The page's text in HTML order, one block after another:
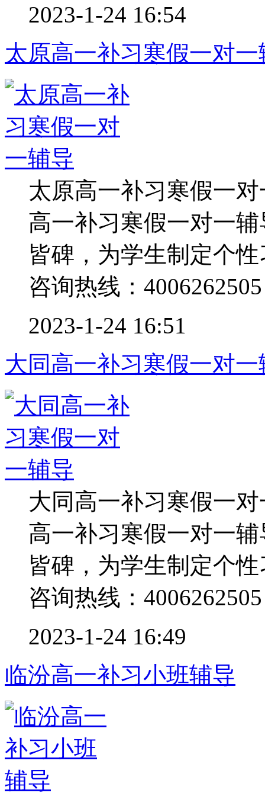
2023-1-24 16:54
太原高一补习寒假一对一
太原高一补习寒假一
高一补习寒假一对一
皆碑，为学生制定个
咨询热线：
2023-1-24 16:51
大同高一补习寒假一对一
大同高一补习寒假一
高一补习寒假一对一
皆碑，为学生制定个
咨询热线：
2023-1-24 16:49
临汾高一补习小班辅导